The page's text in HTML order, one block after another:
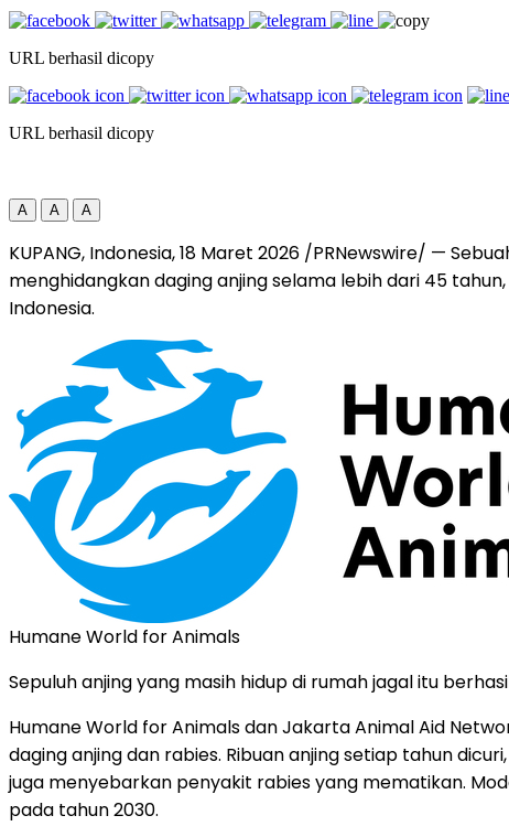
URL berhasil dicopy
URL berhasil dicopy
A A A
KUPANG, Indonesia,18 Maret 2026 /PRNewswire/ —
menghidangkan daging anjing selama lebih dari 45
Indonesia.
Humane World for Animals
Sepuluh anjing yang masih hidup di rumah jagal itu
Humane World for Animals dan Jakarta Animal Aid
daging anjing dan rabies. Ribuan anjing setiap tahun
juga menyebarkan penyakit rabies yang mematikan.
pada tahun 2030.